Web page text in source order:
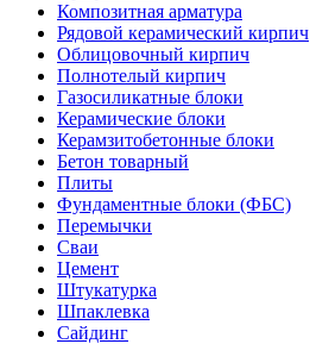
Композитная арматура
Рядовой керамический кирпич
Облицовочный кирпич
Полнотелый кирпич
Газосиликатные блоки
Керамические блоки
Керамзитобетонные блоки
Бетон товарный
Плиты
Фундаментные блоки (ФБС)
Перемычки
Сваи
Цемент
Штукатурка
Шпаклевка
Сайдинг